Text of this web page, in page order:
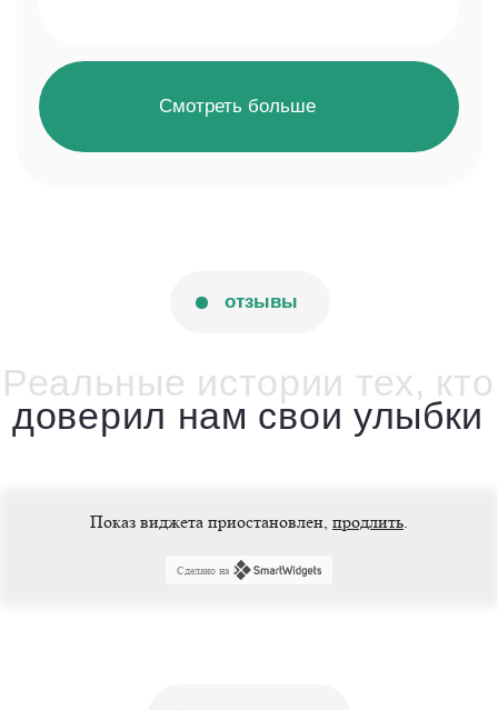
Показ виджета приостановлен, продлить.
Сделано на